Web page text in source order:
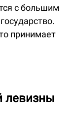
с большим
принимает
левизны